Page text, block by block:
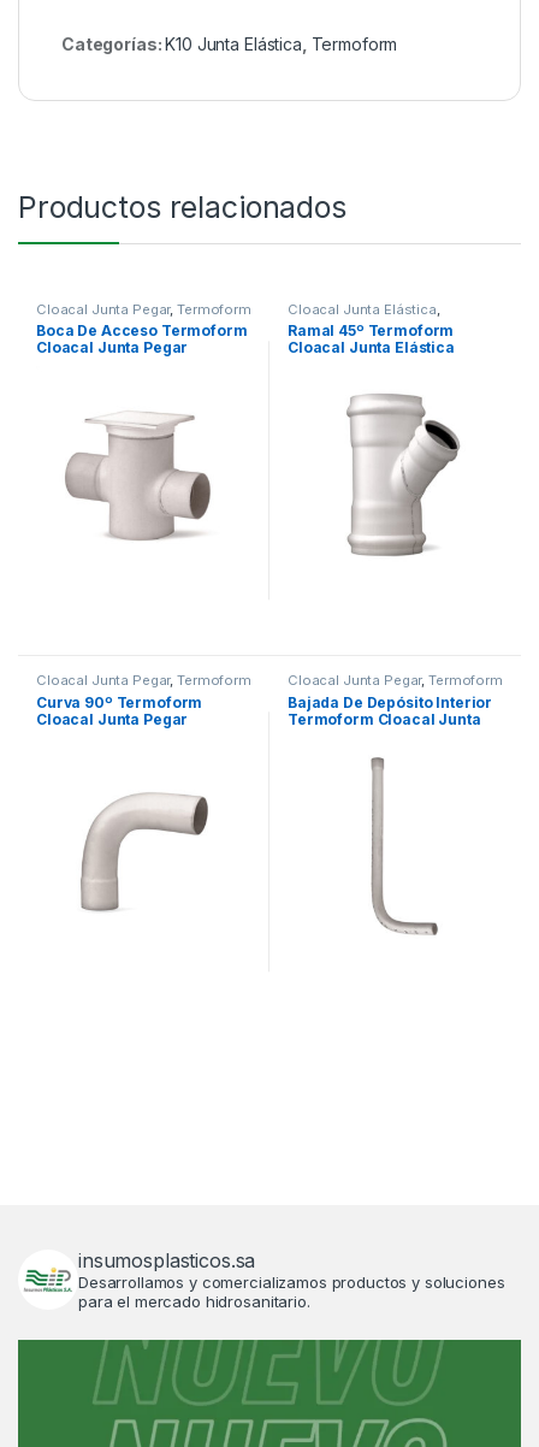
Categorías:K10 Junta Elástica Termoform
Productos relacionados
Cloacal Junta Pegar,Termoform
Boca De Acceso Termoform
Cloacal Junta Pegar
Cloacal Junta Elástica
Termoform
Ramal 45º Termoform
Cloacal Junta Elástica
Cloacal Junta Pegar,Termoform
Curva 90º Termoform
Cloacal Junta Pegar
Cloacal Junta Pegar,Termoform
Bajada De Depósito Interior
Termoform Cloacal Junta
insumosplasticos.sa
Desarrollamos y comercializamos productos y soluciones
para el mercado hidrosanitario.